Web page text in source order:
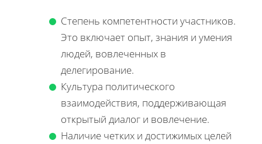
Степень компетентности участников.
Это включает опыт, знания и умения
людей, вовлеченных в
делегирование.
Культура политического
взаимодействия, поддерживающая
открытый диалог и вовлечение.
Наличие четких и достижимых целей